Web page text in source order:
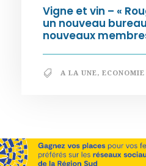
Vigne et vin – «
un nouveau
nouveaux
A LA UNE, ECONOMIE